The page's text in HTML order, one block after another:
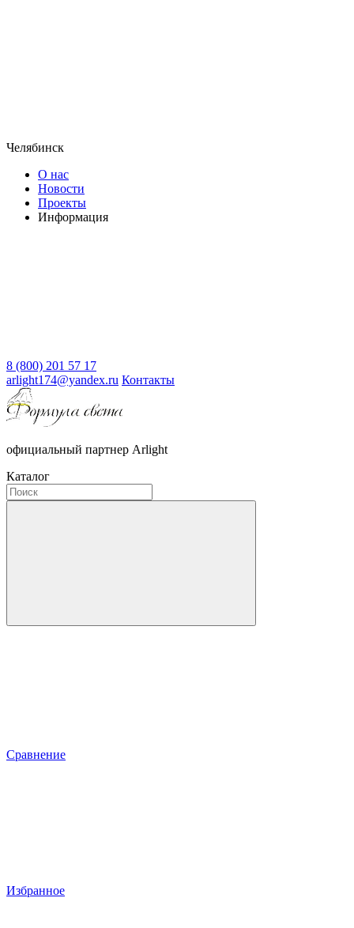
Челябинск
О нас
Новости
Проекты
Информация
8 (800) 201 57 17
arlight174@yandex.ru Контакты
официальный партнер Arlight
Каталог
Сравнение
Избранное